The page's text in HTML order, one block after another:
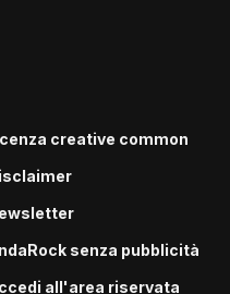
creative common
senza pubblicità
all'area riservata